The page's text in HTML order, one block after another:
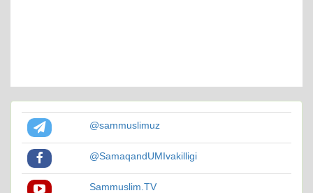
@sammuslimuz
@SamaqandUMIvakilligi
Sammuslim.TV